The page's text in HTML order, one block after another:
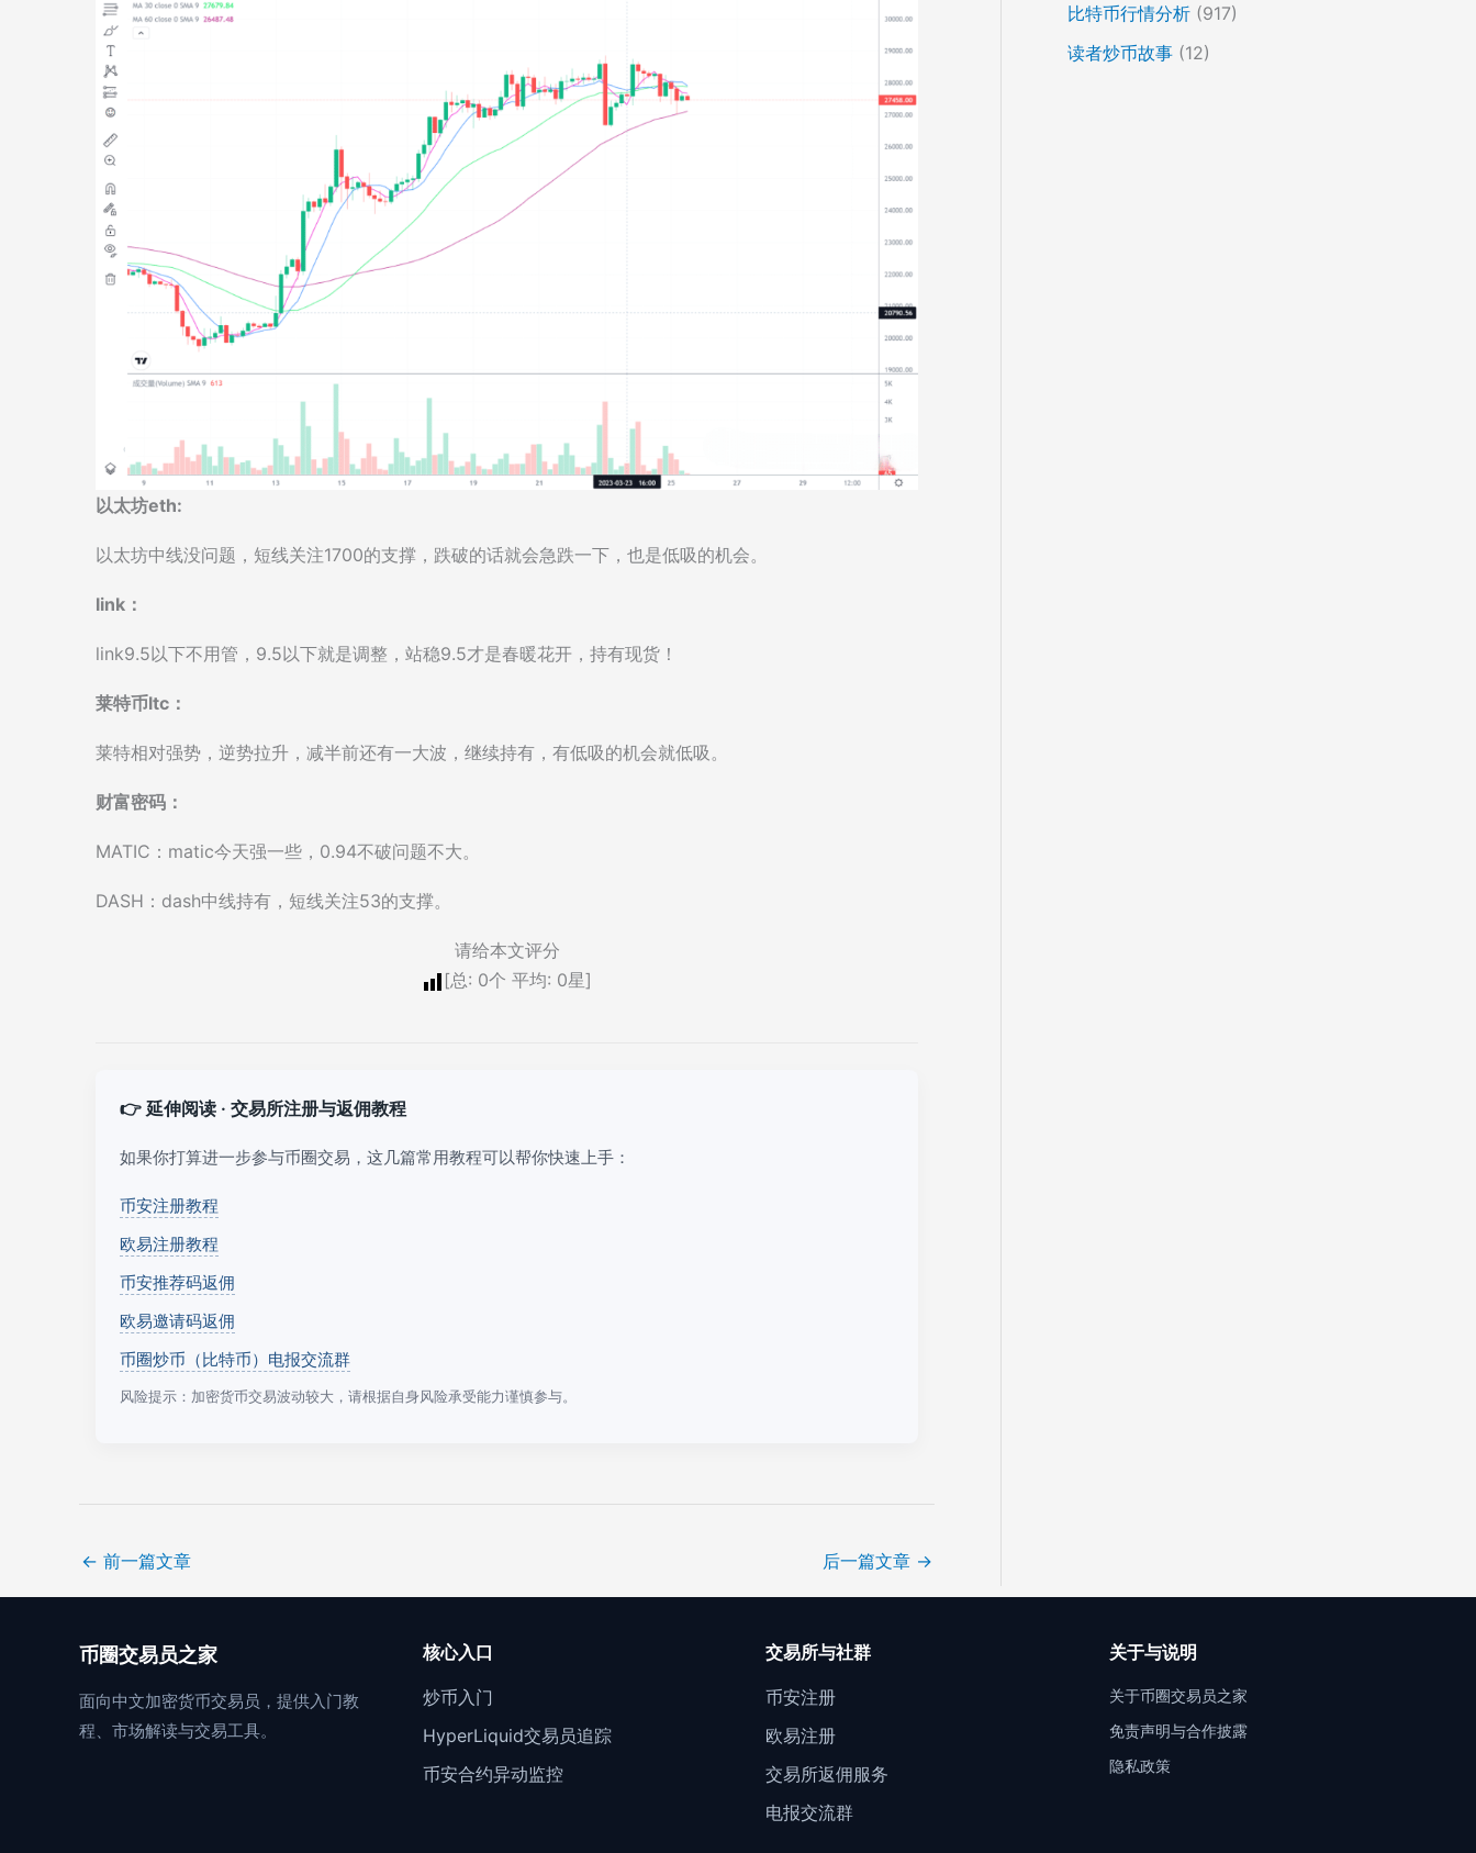
以太坊eth:
以太坊中线没问题，短线关注1700的支撑，跌破的话就会急跌一下，也是低吸的机会。
link：
link9.5以下不用管，9.5以下就是调整，站稳9.5才是春暖花开，持有现货！
莱特币ltc：
莱特相对强势，逆势拉升，减半前还有一大波，继续持有，有低吸的机会就低吸。
财富密码：
MATIC：matic今天强一些，0.94不破问题不大。
DASH：dash中线持有，短线关注53的支撑。
请给本文评分
[总: 0个 平均: 0星]
👉 延伸阅读 · 交易所注册与返佣教程
如果你打算进一步参与币圈交易，这几篇常用教程可以帮你快速上手：
币安注册教程
欧易注册教程
币安推荐码返佣
欧易邀请码返佣
币圈炒币（比特币）电报交流群
风险提示：加密货币交易波动较大，请根据自身风险承受能力谨慎参与。
← 前一篇文章 后一篇文章 →
比特币行情分析 (917)
读者炒币故事 (12)
币圈交易员之家
面向中文加密货币交易员，提供入门教
程、市场解读与交易工具。
核心入口
炒币入门
HyperLiquid交易员追踪
币安合约异动监控
交易所与社群
币安注册
欧易注册
交易所返佣服务
电报交流群
关于与说明
关于币圈交易员之家
免责声明与合作披露
隐私政策